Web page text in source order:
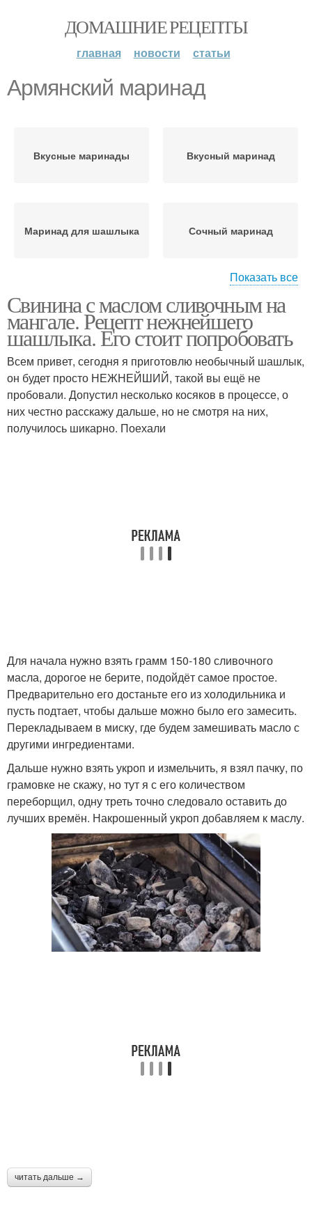
ДОМАШНИЕ РЕЦЕПТЫ
главная новости статьи
Армянский маринад
Вкусные маринады Вкусный маринад
Маринад для шашлыка Сочный маринад
шашлыка
Гранатовый маринад
Мятный маринад Йогуртовый маринад
Острый маринад Маринад с аджикой
Маринад из соевого
соуса
маринад
Маринад со сливочным
маслом
Маринад с вином
Маринад на основе Соевый маринад
Показать все
Свинина с маслом сливочным на
мангале. Рецепт нежнейшего
шашлыка. Его стоит попробовать
Всем привет, сегодня я приготовлю необычный шашлык,
он будет просто НЕЖНЕЙШИЙ, такой вы ещё не
пробовали. Допустил несколько косяков в процессе, о
них честно расскажу дальше, но не смотря на них,
получилось шикарно. Поехали
Для начала нужно взять грамм 150-180 сливочного
масла, дорогое не берите, подойдёт самое простое.
Предварительно его достаньте его из холодильника и
пусть подтает, чтобы дальше можно было его замесить.
Перекладываем в миску, где будем замешивать масло с
другими ингредиентами.
Дальше нужно взять укроп и измельчить, я взял пачку, по
грамовке не скажу, но тут я с его количеством
переборщил, одну треть точно следовало оставить до
лучших времён. Накрошенный укроп добавляем к маслу.
читать дальше →